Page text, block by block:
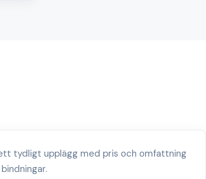
tydligt upplägg med pris och omfattning